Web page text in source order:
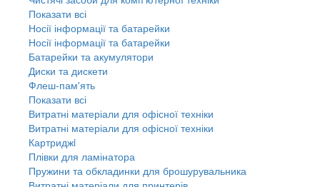
Показати всі
Носії інформації та батарейки
Носії інформації та батарейки
Батарейки та акумулятори
Диски та дискети
Флеш-пам'ять
Показати всі
Витратні матеріали для офісної техніки
Витратні матеріали для офісної техніки
Картриджi
Плівки для ламінатора
Пружини та обкладинки для брошурувальника